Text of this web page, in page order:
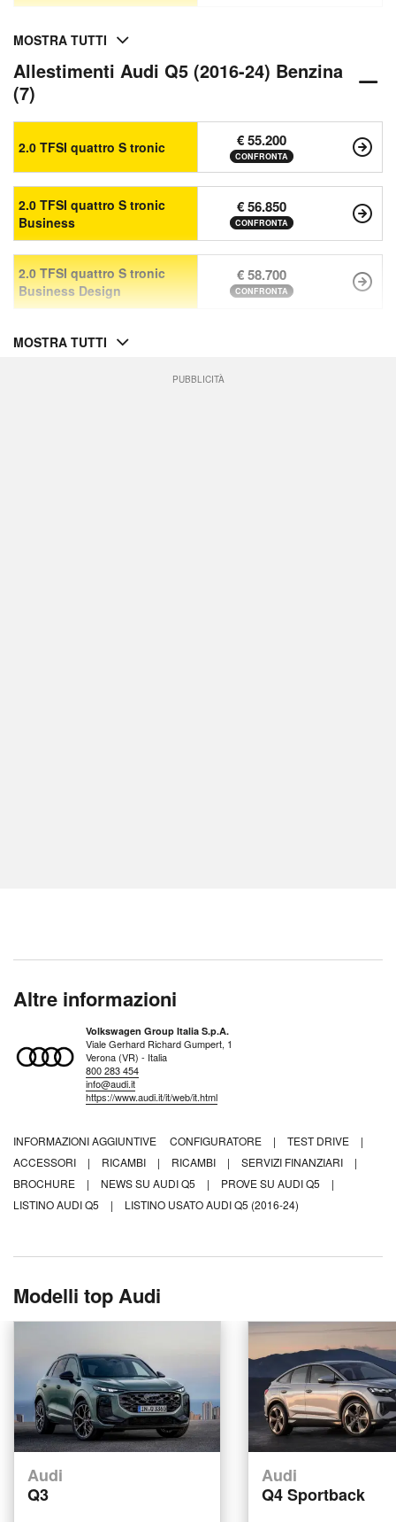
MOSTRA TUTTI
Allestimenti Audi Q5 (2016-24) Benzina
(7)
2.0 TFSI quattro S tronic € 55.200
CONFRONTA
2.0 TFSI quattro S tronic
Business
€ 56.850
CONFRONTA
2.0 TFSI quattro S tronic
Business Design
€ 58.700
CONFRONTA
MOSTRA TUTTI
PUBBLICITÀ
Altre informazioni
Volkswagen Group Italia S.p.A.
Viale Gerhard Richard Gumpert, 1
Verona (VR) - Italia
800 283 454
info@audi.it
https://www.audi.it/it/web/it.html
INFORMAZIONI AGGIUNTIVE CONFIGURATORE | TEST DRIVE
|
ACCESSORI
| RICAMBI | RICAMBI | SERVIZI FINANZIARI
|
BROCHURE
| NEWS SU AUDI Q5 | PROVE SU AUDI Q5
|
LISTINO AUDI Q5
| LISTINO USATO AUDI Q5 (2016-24)
Modelli top Audi
Audi
Q3
Audi
Q4 Sportback